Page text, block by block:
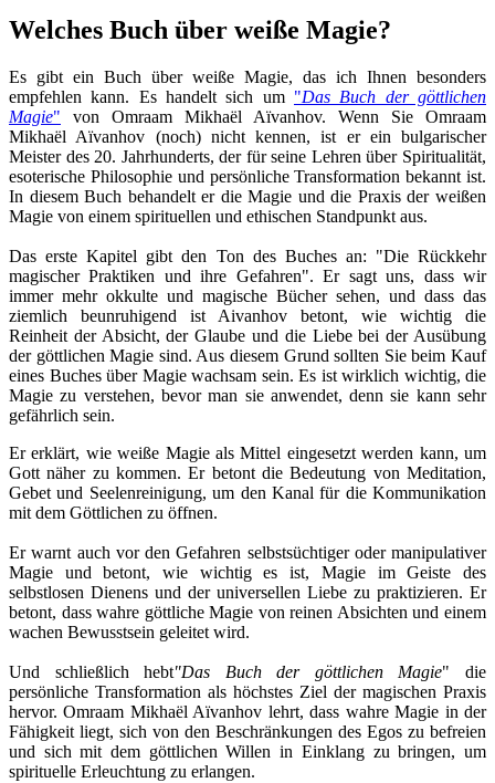
Welches Buch über weiße Magie?
Es gibt ein Buch über weiße Magie, das ich Ihnen besonders
empfehlen kann. Es handelt sich um "Das Buch der göttlichen
Magie" von Omraam Mikhaël Aïvanhov. Wenn Sie Omraam
Mikhaël Aïvanhov (noch) nicht kennen, ist er ein bulgarischer
Meister des 20. Jahrhunderts, der für seine Lehren über Spiritualität,
esoterische Philosophie und persönliche Transformation bekannt ist.
In diesem Buch behandelt er die Magie und die Praxis der weißen
Magie von einem spirituellen und ethischen Standpunkt aus.
Das erste Kapitel gibt den Ton des Buches an: "Die Rückkehr
magischer Praktiken und ihre Gefahren". Er sagt uns, dass wir
immer mehr okkulte und magische Bücher sehen, und dass das
ziemlich beunruhigend ist Aivanhov betont, wie wichtig die
Reinheit der Absicht, der Glaube und die Liebe bei der Ausübung
der göttlichen Magie sind. Aus diesem Grund sollten Sie beim Kauf
eines Buches über Magie wachsam sein. Es ist wirklich wichtig, die
Magie zu verstehen, bevor man sie anwendet, denn sie kann sehr
gefährlich sein.
Er erklärt, wie weiße Magie als Mittel eingesetzt werden kann, um
Gott näher zu kommen. Er betont die Bedeutung von Meditation,
Gebet und Seelenreinigung, um den Kanal für die Kommunikation
mit dem Göttlichen zu öffnen.
Er warnt auch vor den Gefahren selbstsüchtiger oder manipulativer
Magie und betont, wie wichtig es ist, Magie im Geiste des
selbstlosen Dienens und der universellen Liebe zu praktizieren. Er
betont, dass wahre göttliche Magie von reinen Absichten und einem
wachen Bewusstsein geleitet wird.
Und schließlich hebt"Das Buch der göttlichen Magie" die
persönliche Transformation als höchstes Ziel der magischen Praxis
hervor. Omraam Mikhaël Aïvanhov lehrt, dass wahre Magie in der
Fähigkeit liegt, sich von den Beschränkungen des Egos zu befreien
und sich mit dem göttlichen Willen in Einklang zu bringen, um
spirituelle Erleuchtung zu erlangen.